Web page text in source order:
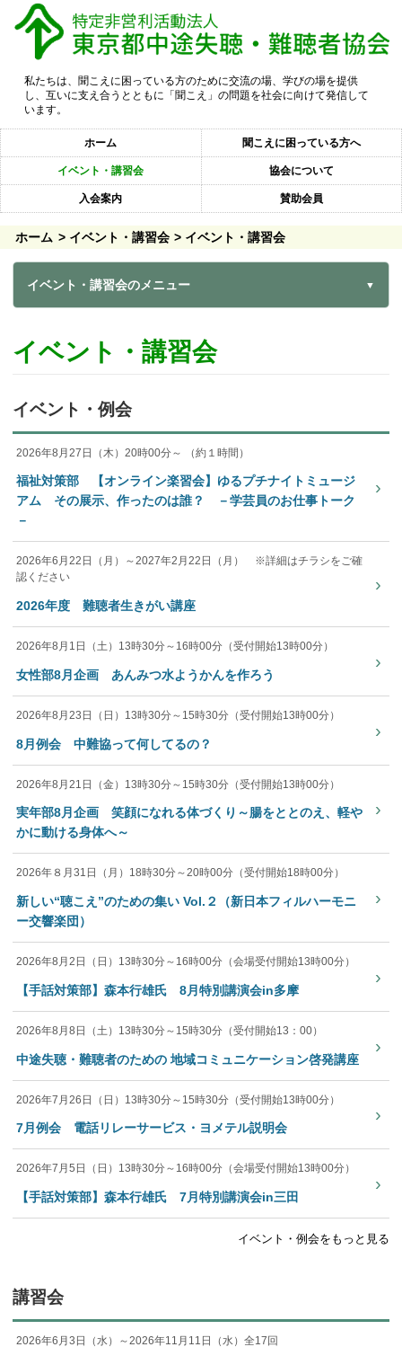
私たちは、聞こえに困っている方のために交流の場、学びの場を提供
し、互いに支え合うとともに「聞こえ」の問題を社会に向けて発信して
います。
ホーム 聞こえに困っている方へ
イベント・講習会 協会について
入会案内 賛助会員
ホーム イベント・講習会 イベント・講習会
イベント・講習会のメニュー
イベント・講習会
イベント・例会
2026年8月27日（木）20時00分～ （約１時間）
福祉対策部 【オンライン楽習会】ゆるプチナイトミュージ
アム その展示、作ったのは誰？ －学芸員のお仕事トーク
－
›
2026年6月22日（月）～2027年2月22日（月） ※詳細はチラシをご確
認ください
2026年度 難聴者生きがい講座
›
2026年8月1日（土）13時30分～16時00分（受付開始13時00分）
女性部8月企画 あんみつ水ようかんを作ろう
›
2026年8月23日（日）13時30分～15時30分（受付開始13時00分）
8月例会 中難協って何してるの？
›
2026年8月21日（金）13時30分～15時30分（受付開始13時00分）
実年部8月企画 笑顔になれる体づくり～腸をととのえ、軽や
かに動ける身体へ～
›
2026年８月31日（月）18時30分～20時00分（受付開始18時00分）
新しい“聴こえ”のための集い Vol.２（新日本フィルハーモニ
ー交響楽団）
›
2026年8月2日（日）13時30分～16時00分（会場受付開始13時00分）
【手話対策部】森本行雄氏 8月特別講演会in多摩
›
2026年8月8日（土）13時30分～15時30分（受付開始13：00）
中途失聴・難聴者のための 地域コミュニケーション啓発講座
›
2026年7月26日（日）13時30分～15時30分（受付開始13時00分）
7月例会 電話リレーサービス・ヨメテル説明会
›
2026年7月5日（日）13時30分～16時00分（会場受付開始13時00分）
【手話対策部】森本行雄氏 7月特別講演会in三田
›
イベント・例会をもっと見る
講習会
2026年6月3日（水）～2026年11月11日（水）全17回